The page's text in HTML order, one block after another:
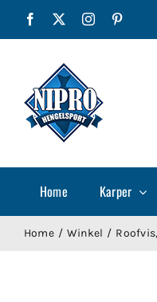
Facebook Instagram
Home Karper
Home Winkel Roofvis